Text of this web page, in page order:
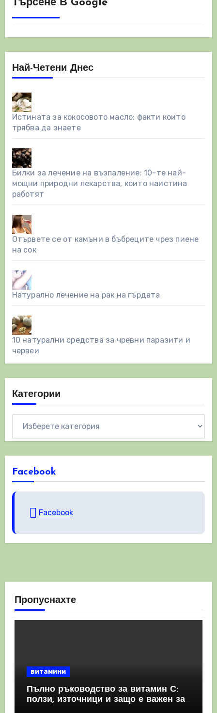
Търсене В Google
Най-Четени Днес
Истината за кокосовото масло: факти които
трябва да знаете
Билки за лечение на възпаление: 10-те най-
мощни природни лекарства, които наистина
работят
Отървете се от камъни в бъбреците чрез пиене
на сок
Натурално лечение на рак на гърдата
10 натурални средства за чревни паразити и
червеи
Категории
Facebook
Facebook
Пропуснахте
витамини
Пълно ръководство за витамин С:
ползи, източници и защо е важен за